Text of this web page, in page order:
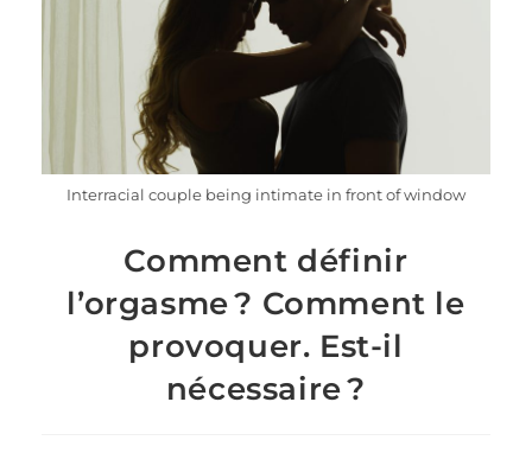
Interracial couple being intimate in front of window
Comment définir
l’orgasme ? Comment le
provoquer. Est-il
nécessaire ?